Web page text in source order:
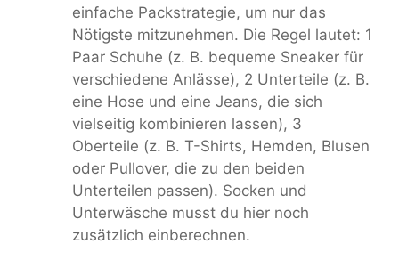
einfache Packstrategie, um nur das
Nötigste mitzunehmen. Die Regel lautet: 1
Paar Schuhe (z. B. bequeme Sneaker für
verschiedene Anlässe), 2 Unterteile (z. B.
eine Hose und eine Jeans, die sich
vielseitig kombinieren lassen), 3
Oberteile (z. B. T-Shirts, Hemden, Blusen
oder Pullover, die zu den beiden
Unterteilen passen). Socken und
Unterwäsche musst du hier noch
zusätzlich einberechnen.